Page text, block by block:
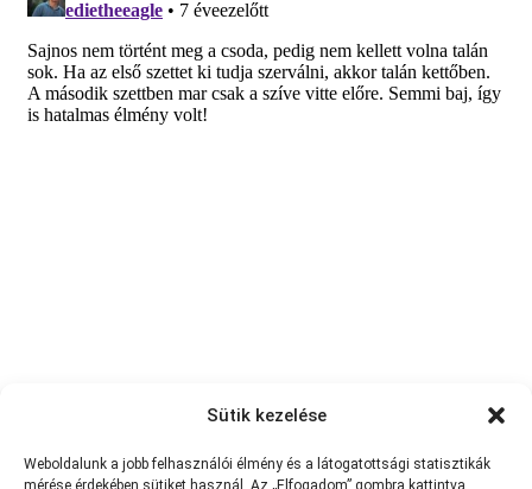
Sütik kezelése
Weboldalunk a jobb felhasználói élmény és a látogatottsági statisztikák
mérése érdekében sütiket használ. Az „Elfogadom” gombra kattintva